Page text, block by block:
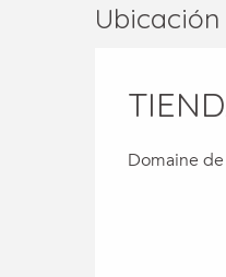
Ubicación
Domaine